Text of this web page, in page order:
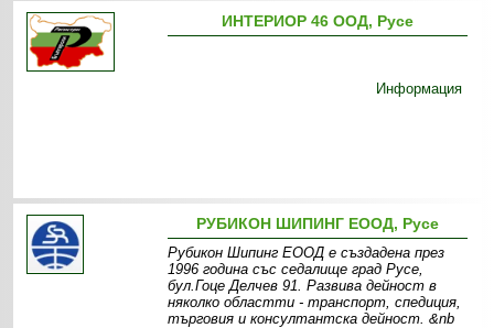
ИНТЕРИОР 46 ООД, Русе
Информация
РУБИКОН ШИПИНГ ЕООД, Русе
Рубикон Шипинг ЕООД е създадена през
1996 година със седалище град Русе,
бул.Гоце Делчев 91. Развива дейност в
няколко областти - транспорт, спедиция,
търговия и консултантска дейност. &nb